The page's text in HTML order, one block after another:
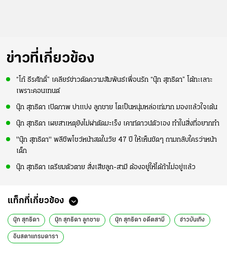
ข่าวที่เกี่ยวข้อง
“โก้ ธีรศักดิ์” เคลียร์ข่าวตัดความสัมพันธ์เพื่อนรัก “นุ๊ก สุทธิดา” โต้ทะเลาะ
เพราะคอนเทนต์
นุ๊ก สุทธิดา เปิดภาพ ปาแปง ลูกชาย โตเป็นหนุ่มหล่อเท่มาก มองแล้วใจเต้น
นุ๊ก สุทธิดา เผยสาเหตุยังไม่ผ่าตัดมะเร็ง เคาท์ดาวน์ตัวเอง ทำในสิ่งที่อยากทำ
"นุ๊ก สุทธิดา" พลีชีพโชว์หน้าสดในวัย 47 ปี ให้เห็นชัดๆ ถามกลับใครว่าหน้า
เด็ก
นุ๊ก สุทธิดา เตรียมตัวตาย สั่งเสียลูก-สามี ต้องอยู่ให้ได้ถ้าไม่อยู่แล้ว
แท็กที่เกี่ยวข้อง
นุ๊ก สุทธิดา นุ๊ก สุทธิดา ลูกชาย นุ๊ก สุทธิดา อดีตสามี ข่าวบันเทิง
อินสตาแกรมดารา